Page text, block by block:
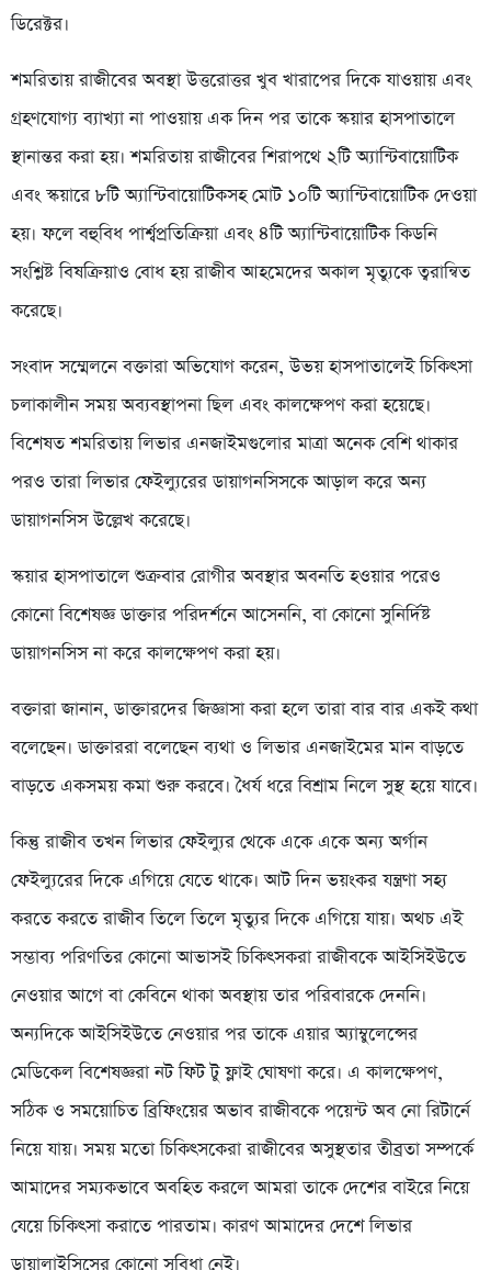
ডিরেক্টর।
শমরিতায় রাজীবের অবস্থা উত্তরোত্তর খুব খারাপের দিকে যাওয়ায় এবং
গ্রহণযোগ্য ব্যাখ্যা না পাওয়ায় এক দিন পর তাকে স্কয়ার হাসপাতালে
স্থানান্তর করা হয়। শমরিতায় রাজীবের শিরাপথে ২টি অ্যান্টিবায়োটিক
এবং স্কয়ারে ৮টি অ্যান্টিবায়োটিকসহ মোট ১০টি অ্যান্টিবায়োটিক দেওয়া
হয়। ফলে বহুবিধ পার্শ্বপ্রতিক্রিয়া এবং ৪টি অ্যান্টিবায়োটিক কিডনি
সংশ্লিষ্ট বিষক্রিয়াও বোধ হয় রাজীব আহমেদের অকাল মৃত্যুকে ত্বরান্বিত
করেছে।
সংবাদ সম্মেলনে বক্তারা অভিযোগ করেন, উভয় হাসপাতালেই চিকিৎসা
চলাকালীন সময় অব্যবস্থাপনা ছিল এবং কালক্ষেপণ করা হয়েছে।
বিশেষত শমরিতায় লিভার এনজাইমগুলোর মাত্রা অনেক বেশি থাকার
পরও তারা লিভার ফেইল্যুরের ডায়াগনসিসকে আড়াল করে অন্য
ডায়াগনসিস উল্লেখ করেছে।
স্কয়ার হাসপাতালে শুক্রবার রোগীর অবস্থার অবনতি হওয়ার পরেও
কোনো বিশেষজ্ঞ ডাক্তার পরিদর্শনে আসেননি, বা কোনো সুনির্দিষ্ট
ডায়াগনসিস না করে কালক্ষেপণ করা হয়।
বক্তারা জানান, ডাক্তারদের জিজ্ঞাসা করা হলে তারা বার বার একই কথা
বলেছেন। ডাক্তাররা বলেছেন ব্যথা ও লিভার এনজাইমের মান বাড়তে
বাড়তে একসময় কমা শুরু করবে। ধৈর্য ধরে বিশ্রাম নিলে সুস্থ হয়ে যাবে।
কিন্তু রাজীব তখন লিভার ফেইল্যুর থেকে একে একে অন্য অর্গান
ফেইল্যুরের দিকে এগিয়ে যেতে থাকে। আট দিন ভয়ংকর যন্ত্রণা সহ্য
করতে করতে রাজীব তিলে তিলে মৃত্যুর দিকে এগিয়ে যায়। অথচ এই
সম্ভাব্য পরিণতির কোনো আভাসই চিকিৎসকরা রাজীবকে আইসিইউতে
নেওয়ার আগে বা কেবিনে থাকা অবস্থায় তার পরিবারকে দেননি।
অন্যদিকে আইসিইউতে নেওয়ার পর তাকে এয়ার অ্যাম্বুলেন্সের
মেডিকেল বিশেষজ্ঞরা নট ফিট টু ফ্লাই ঘোষণা করে। এ কালক্ষেপণ,
সঠিক ও সময়োচিত ব্রিফিংয়ের অভাব রাজীবকে পয়েন্ট অব নো রিটার্নে
নিয়ে যায়। সময় মতো চিকিৎসকেরা রাজীবের অসুস্থতার তীব্রতা সম্পর্কে
আমাদের সম্যকভাবে অবহিত করলে আমরা তাকে দেশের বাইরে নিয়ে
যেয়ে চিকিৎসা করাতে পারতাম। কারণ আমাদের দেশে লিভার